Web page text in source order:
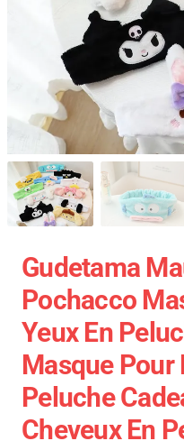
Gudetama
Pochacco
Yeux En
Masque Pour
Peluche
Cheveux En